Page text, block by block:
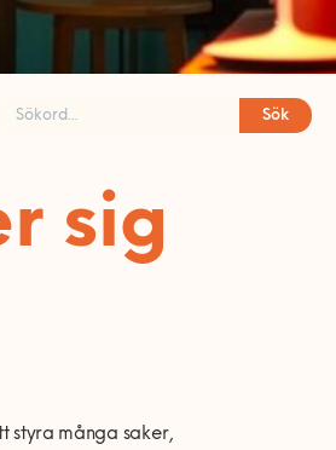
Sök
sig
styra många saker,